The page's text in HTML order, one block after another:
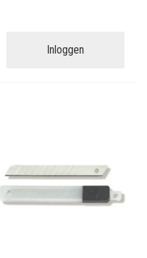
Inloggen